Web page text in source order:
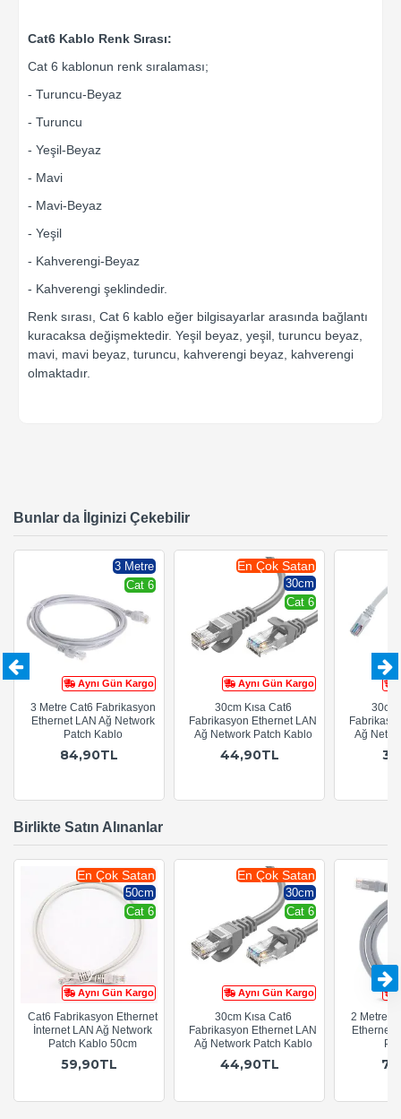
Cat6 Kablo Renk Sırası:
Cat 6 kablonun renk sıralaması;
- Turuncu-Beyaz
- Turuncu
- Yeşil-Beyaz
- Mavi
- Mavi-Beyaz
- Yeşil
- Kahverengi-Beyaz
- Kahverengi şeklindedir.
Renk sırası, Cat 6 kablo eğer bilgisayarlar arasında bağlantı
kuracaksa değişmektedir. Yeşil beyaz, yeşil, turuncu beyaz,
mavi, mavi beyaz, turuncu, kahverengi beyaz, kahverengi
olmaktadır.
Bunlar da İlginizi Çekebilir
Aynı Gün Kargo
3 Metre
Cat 6
3 Metre Cat6 Fabrikasyon
Ethernet LAN Ağ Network
Patch Kablo
84,90TL
Aynı Gün Kargo
En Çok Satan
30cm
Cat 6
30cm Kısa Cat6
Fabrikasyon Ethernet LAN
Ağ Network Patch Kablo
44,90TL
30cm
Ağ
Birlikte Satın Alınanlar
Aynı Gün Kargo
En Çok Satan
50cm
Cat 6
Cat6 Fabrikasyon Ethernet
İnternet LAN Ağ Network
Patch Kablo 50cm
59,90TL
Aynı Gün Kargo
En Çok Satan
30cm
Cat 6
30cm Kısa Cat6
Fabrikasyon Ethernet LAN
Ağ Network Patch Kablo
44,90TL
2 Metre
Ethernet